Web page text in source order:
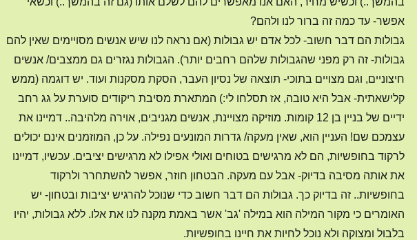
אפשר- עד כמה זה ברור לנו ולהם?
גבולות הם דבר חשוב- לכל אדם יש גבולות (אם נראה לנו שיש אנשים מסויימים שאין להם
גבולות- זה רק מפני שהגבולות שלהם רחבים יותר). הגבולות נגזרים גם ממצבים/ אנשים
חיצוניים, וגם מצויים בתוכי- תוצאה של נסיון העבר, הסקת מסקנות ועוד. יש דוגמה (ממש
קלישאתית- אבל היא טובה, אז תסלחו לי:) המתארת מסיבת ריקודים סוערת על גג רחב
ידיים של בניין בן 12 קומות. מוזיקה מצויינת, אנשים מגניבים, אוירה מלהיבה.. דמיינו את
עצמכם שם! העניין הוא, שאין מעקה/ גדרות המונעים נפילה. על כן, המוזמנים אינם יכולים
לרקוד בחופשיות, הם לא מרגישים בטוחים ואולי אפילו לא מרגישים יציבים. עכשיו, דמיינו
את אותה מסיבה בדיוק- אבל עם מעקה. הבטחון חוזר, אפשר להשתחרר ולרקוד
בחופשיות.. זה בדיוק כך. גבולות הם דבר חשוב כדי שנוכל להרגיש יציבות ובטחון- יש
האומרים כי מקור המילה הוא במילה 'גב' אשר באמת מקנה לנו את אלו. ללא גבולות, יהיו
בלבול ומצוקה ולא נוכל לחיות את חיינו בחופשיות.